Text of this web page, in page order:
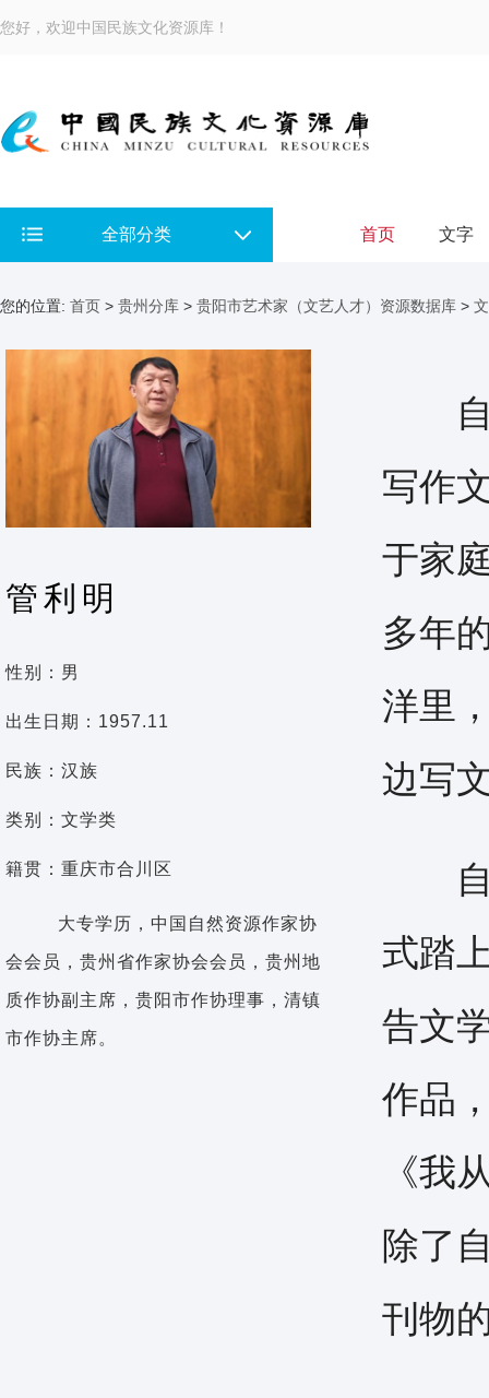
您好，欢迎中国民族文化资源库！
全部分类 首页 文字
您的位置: 首页 > 贵州分库 > 贵阳市艺术家（文艺人才）资源数据库 >
管利明
性别：男
出生日期：1957.11
民族：汉族
类别：文学类
籍贯：重庆市合川区
大专学历，中国自然资源作家协
会会员，贵州省作家协会会员，贵州地
质作协副主席，贵阳市作协理事，清镇
市作协主席。
自
写作
于家
多年
洋里
边写
自
式踏
告文
作品
《我
除了
刊物